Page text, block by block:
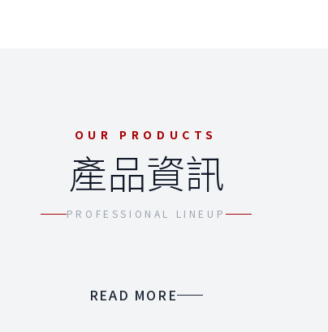
OUR PRODUCTS
產品資訊
PROFESSIONAL LINEUP
→ JC400 小型雕銑機
READ MORE